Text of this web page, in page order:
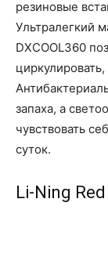
резиновые
Ультралегкий
DXCOOL360
запаха, а
чувствовать
суток.
Li-Ning